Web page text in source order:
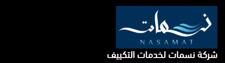
شركة نسمات لخدمات التكييف